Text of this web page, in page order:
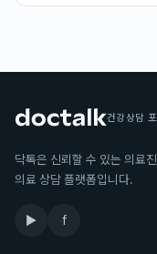
건강상담
닥톡은 신뢰할 수 있는 의료
의료 상담 플랫폼입니다.
▶ f